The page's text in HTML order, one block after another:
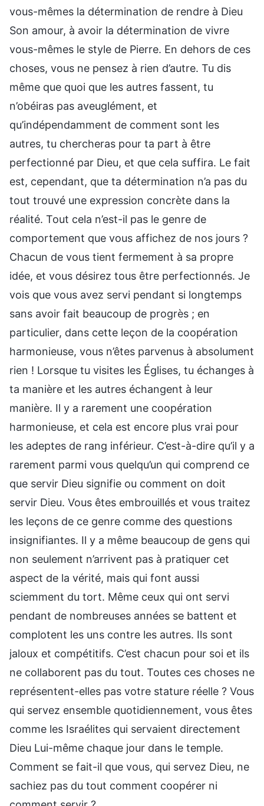
vous-mêmes la détermination de rendre à Dieu
Son amour, à avoir la détermination de vivre
vous-mêmes le style de Pierre. En dehors de ces
choses, vous ne pensez à rien d’autre. Tu dis
même que quoi que les autres fassent, tu
n’obéiras pas aveuglément, et
qu’indépendamment de comment sont les
autres, tu chercheras pour ta part à être
perfectionné par Dieu, et que cela suffira. Le fait
est, cependant, que ta détermination n’a pas du
tout trouvé une expression concrète dans la
réalité. Tout cela n’est-il pas le genre de
comportement que vous affichez de nos jours ?
Chacun de vous tient fermement à sa propre
idée, et vous désirez tous être perfectionnés. Je
vois que vous avez servi pendant si longtemps
sans avoir fait beaucoup de progrès ; en
particulier, dans cette leçon de la coopération
harmonieuse, vous n’êtes parvenus à absolument
rien ! Lorsque tu visites les Églises, tu échanges à
ta manière et les autres échangent à leur
manière. Il y a rarement une coopération
harmonieuse, et cela est encore plus vrai pour
les adeptes de rang inférieur. C’est-à-dire qu’il y a
rarement parmi vous quelqu’un qui comprend ce
que servir Dieu signifie ou comment on doit
servir Dieu. Vous êtes embrouillés et vous traitez
les leçons de ce genre comme des questions
insignifiantes. Il y a même beaucoup de gens qui
non seulement n’arrivent pas à pratiquer cet
aspect de la vérité, mais qui font aussi
sciemment du tort. Même ceux qui ont servi
pendant de nombreuses années se battent et
complotent les uns contre les autres. Ils sont
jaloux et compétitifs. C’est chacun pour soi et ils
ne collaborent pas du tout. Toutes ces choses ne
représentent-elles pas votre stature réelle ? Vous
qui servez ensemble quotidiennement, vous êtes
comme les Israélites qui servaient directement
Dieu Lui-même chaque jour dans le temple.
Comment se fait-il que vous, qui servez Dieu, ne
sachiez pas du tout comment coopérer ni